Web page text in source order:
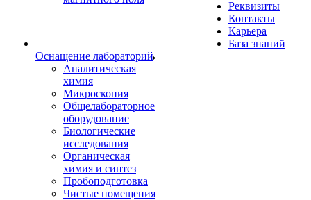
Оснащение лабораторий
Аналитическая
химия
Микроскопия
Общелабораторное
оборудование
Биологические
исследования
Органическая
химия и синтез
Пробоподготовка
Чистые помещения
Реквизиты
Контакты
Карьера
База знаний